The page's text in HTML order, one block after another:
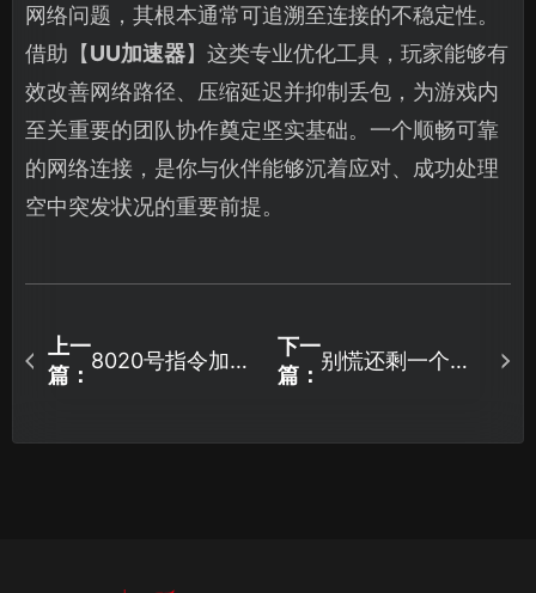
网络问题，其根本通常可追溯至连接的不稳定性。
借助【UU加速器】这类专业优化工具，玩家能够有
效改善网络路径、压缩延迟并抑制丢包，为游戏内
至关重要的团队协作奠定坚实基础。一个顺畅可靠
的网络连接，是你与伙伴能够沉着应对、成功处理
空中突发状况的重要前提。
上一
篇：
8020号指令加速
下一
篇：
别慌还剩一个引
络提升体验？